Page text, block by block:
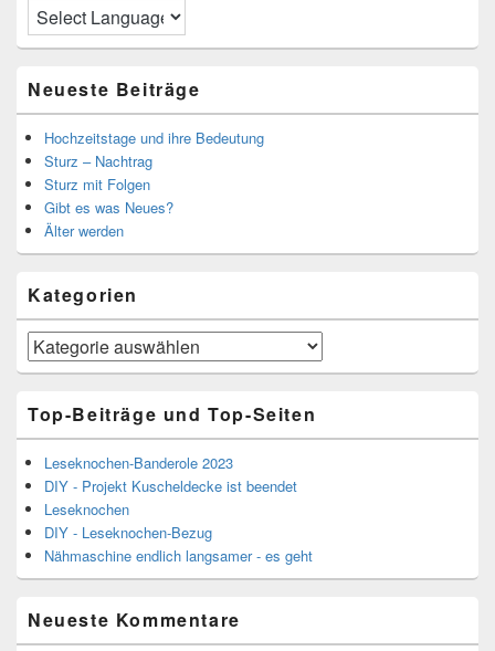
Neueste Beiträge
Hochzeitstage und ihre Bedeutung
Sturz – Nachtrag
Sturz mit Folgen
Gibt es was Neues?
Älter werden
Kategorien
Kategorien
Top-Beiträge und Top-Seiten
Leseknochen-Banderole 2023
DIY - Projekt Kuscheldecke ist beendet
Leseknochen
DIY - Leseknochen-Bezug
Nähmaschine endlich langsamer - es geht
Neueste Kommentare